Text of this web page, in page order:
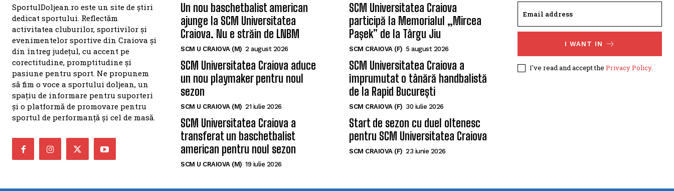
SportulDoljean.ro este un site de știri
dedicat sportului. Reflectăm
activitatea cluburilor, sportivilor și
evenimentelor sportive din Craiova și
din întreg județul, cu accent pe
corectitudine, promptitudine și
pasiune pentru sport. Ne propunem
să fim o voce a sportului doljean, un
spațiu de informare pentru suporteri
și o platformă de promovare pentru
sportul de performanță și cel de masă.
Un nou baschetbalist american
ajunge la SCM Universitatea
Craiova. Nu e străin de LNBM
SCM U CRAIOVA (M) 2 august 2026
SCM Universitatea Craiova aduce
un nou playmaker pentru noul
sezon
SCM U CRAIOVA (M) 21 iulie 2026
SCM Universitatea Craiova a
transferat un baschetbalist
american pentru noul sezon
SCM U CRAIOVA (M) 19 iulie 2026
SCM Universitatea Craiova
participă la Memorialul „Mircea
Pașek” de la Târgu Jiu
SCM CRAIOVA (F) 5 august 2026
SCM Universitatea Craiova a
împrumutat o tânără handbalistă
de la Rapid București
SCM CRAIOVA (F) 30 iulie 2026
Start de sezon cu duel oltenesc
pentru SCM Universitatea Craiova
SCM CRAIOVA (F) 23 iunie 2026
I WANT IN
I've read and accept the Privacy Policy.